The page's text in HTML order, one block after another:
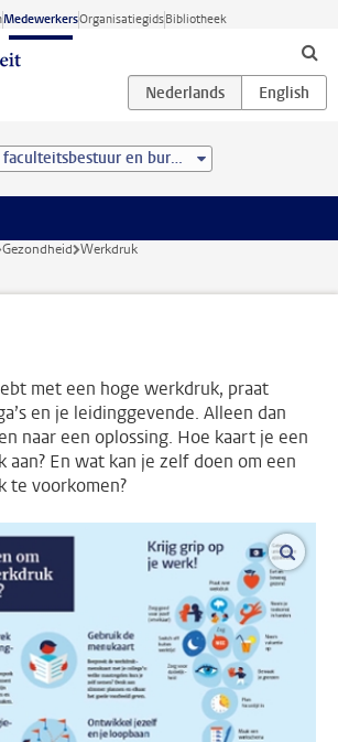
MedewerkersOrganisatiegidsBibliotheek
FSW faculteitsbestuur en bureau
Gezondheid Werkdruk
met een hoge werkdruk, praat
en je leidinggevende. Alleen dan
naar een oplossing. Hoe kaart je een
En wat kan je zelf doen om een
te voorkomen?